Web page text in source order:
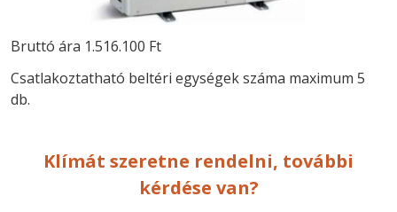
Bruttó ára 1.516.100 Ft
Csatlakoztatható beltéri egységek száma maximum 5
db.
Klímát szeretne rendelni, további
kérdése van?